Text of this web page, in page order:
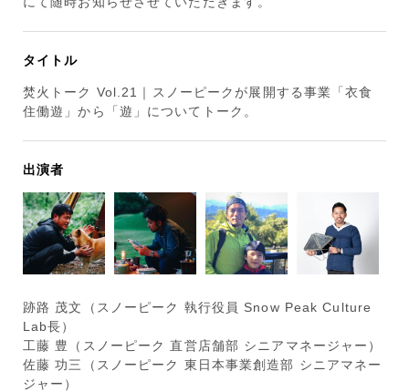
タイトル
焚火トーク Vol.21｜スノーピークが展開する事業「衣食
住働遊」から「遊」についてトーク。
出演者
跡路 茂文（スノーピーク 執行役員 Snow Peak Culture
Lab長）
工藤 豊（スノーピーク 直営店舗部 シニアマネージャー）
佐藤 功三（スノーピーク 東日本事業創造部 シニアマネー
ジャー）